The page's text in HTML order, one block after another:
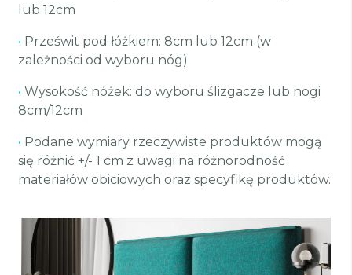
lub 12cm
• Prześwit pod łóżkiem: 8cm lub 12cm (w
zależności od wyboru nóg)
• Wysokość nóżek: do wyboru ślizgacze lub nogi
8cm/12cm
• Podane wymiary rzeczywiste produktów mogą
się różnić +/- 1 cm z uwagi na różnorodność
materiałów obiciowych oraz specyfikę produktów.